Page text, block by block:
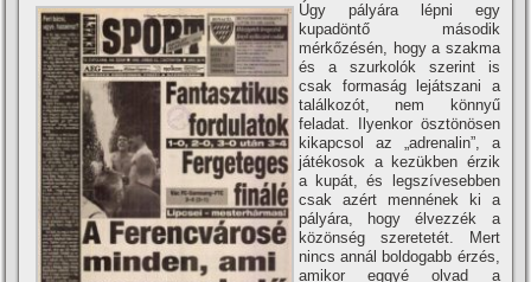
Úgy pályára lépni egy
kupadöntő második
mérkőzésén, hogy a szakma
és a szurkolók szerint is
csak formaság lejátszani a
találkozót, nem könnyű
feladat. Ilyenkor ösztönösen
kikapcsol az „adrenalin”, a
játékosok a kezükben érzik
a kupát, és legszí­vesebben
csak azért mennének ki a
pályára, hogy élvezzék a
közönség szeretetét. Mert
nincs annál boldogabb érzés,
amikor eggyé olvad a